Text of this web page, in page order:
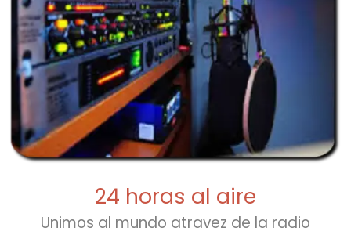
24 horas al aire
Unimos al mundo atravez de la radio